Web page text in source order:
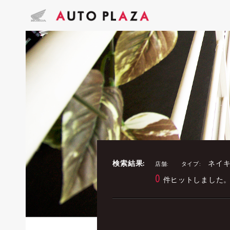
検索結果: 店舗: タイプ: ネイ
0 件ヒットしました。